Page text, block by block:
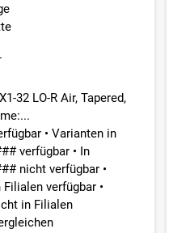
32 LO-R Air, Tapered,
• Varianten in
verfügbar • In
nicht verfügbar •
verfügbar •
in Filialen